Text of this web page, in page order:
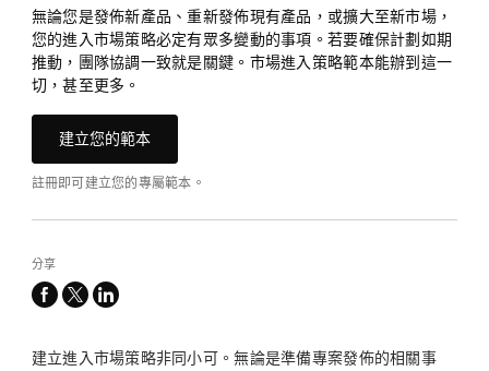
無論您是發佈新產品、重新發佈現有產品，或擴大至新市場，
您的進入市場策略必定有眾多變動的事項。若要確保計劃如期
推動，團隊協調一致就是關鍵。市場進入策略範本能辦到這一
切，甚至更多。
建立您的範本
註冊即可建立您的專屬範本。
分享
facebook
x-
linkedin
建立進入市場策略非同小可。無論是準備專案發佈的相關事